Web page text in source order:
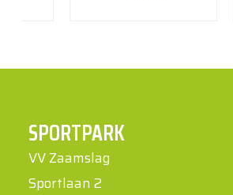
SPORTPARK
VV Zaamslag
Sportlaan 2